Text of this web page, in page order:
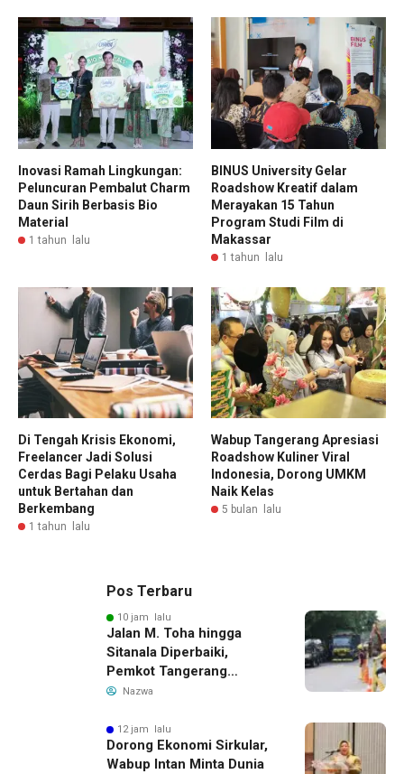
Inovasi Ramah Lingkungan:
Peluncuran Pembalut Charm
Daun Sirih Berbasis Bio
Material
1 tahun lalu
BINUS University Gelar
Roadshow Kreatif dalam
Merayakan 15 Tahun
Program Studi Film di
Makassar
1 tahun lalu
Di Tengah Krisis Ekonomi,
Freelancer Jadi Solusi
Cerdas Bagi Pelaku Usaha
untuk Bertahan dan
Berkembang
1 tahun lalu
Wabup Tangerang Apresiasi
Roadshow Kuliner Viral
Indonesia, Dorong UMKM
Naik Kelas
5 bulan lalu
Pos Terbaru
10 jam lalu
Jalan M. Toha hingga
Sitanala Diperbaiki,
Pemkot Tangerang
Siapkan Rekayasa Lalu
Nazwa
12 jam lalu
Dorong Ekonomi Sirkular,
Wabup Intan Minta Dunia